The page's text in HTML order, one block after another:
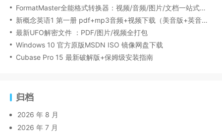
FormatMaster全能格式转换器：视频/音频/图片/文档一站式搞定
新概念英语1 第一册 pdf+mp3音频+视频下载（美音版+英音版）
最新UFO解密文件 ：PDF/图片/视频全打包
Windows 10 官方原版MSDN ISO 镜像网盘下载
Cubase Pro 15 最新破解版+保姆级安装指南
归档
2026 年 8 月
2026 年 7 月